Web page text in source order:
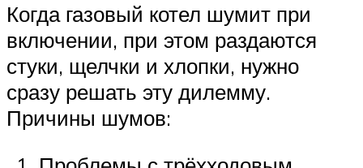
Когда газовый котел шумит при
включении, при этом раздаются
стуки, щелчки и хлопки, нужно
сразу решать эту дилемму.
Причины шумов: